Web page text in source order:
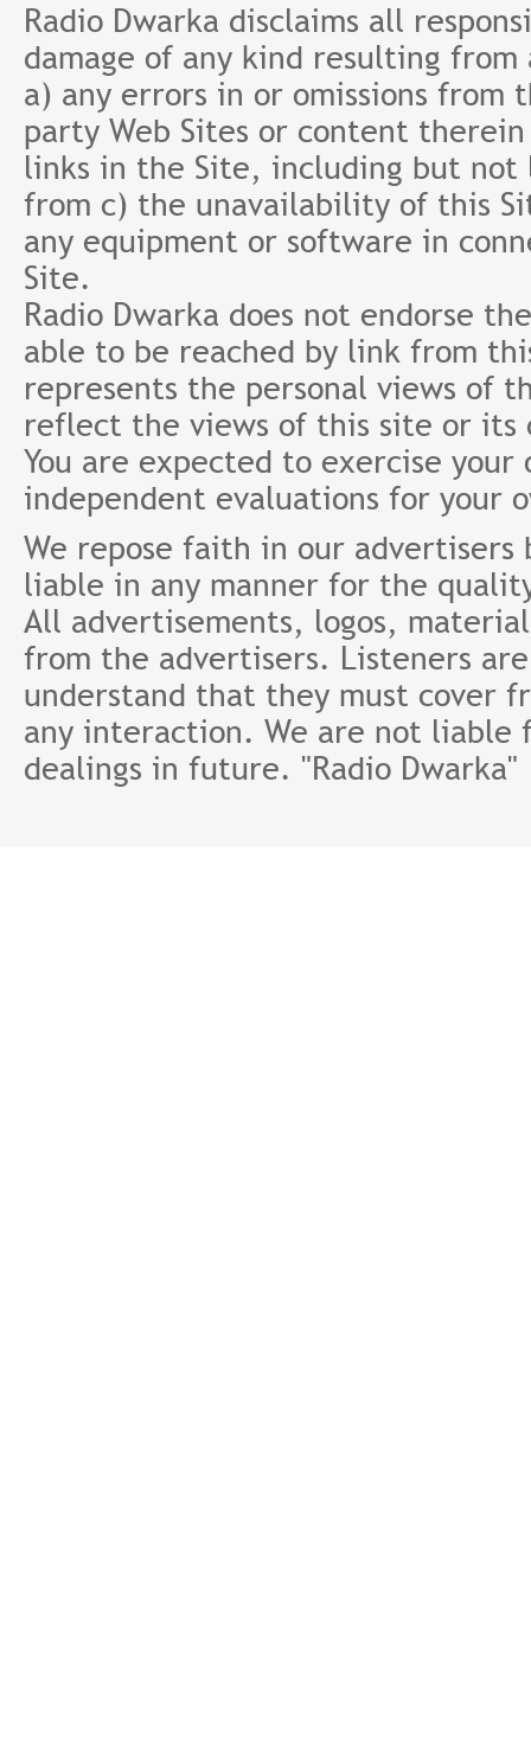
Radio Dwarka disclaims all
damage of any kind resulting
a) any errors in or omissions
party Web Sites or content
links in the Site, including but
from c) the unavailability of this
any equipment or software in
Site.
Radio Dwarka does not endorse
able to be reached by link from
represents the personal views of
reflect the views of this site or its
You are expected to exercise
independent evaluations for your
We repose faith in our
liable in any manner for the
All advertisements, logos,
from the advertisers. Listeners
understand that they must cover
any interaction. We are not
dealings in future. "Radio Dwarka"